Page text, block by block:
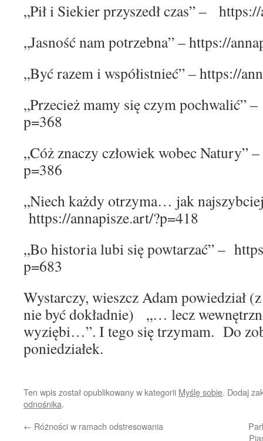
„Pił i Siekier przyszedł czas” –
„Jasność nam potrzebna” – https://
„Być razem i współistnieć” – https://
„Przecież mamy się czym pochwalić”
p=368
„Cóż znaczy człowiek wobec Natury”
p=386
„Niech każdy otrzyma… jak
https://annapisze.art/?p=418
„Bo historia lubi się powtarzać” –
p=683
Wystarczy, wieszcz Adam powiedział
nie być dokładnie) „… lecz
wyziębi…”. I tego się trzymam. Do
poniedziałek.
Ten wpis został opublikowany w kategorii Myślę sobie. Dodaj
odnośnika.
← Różności w ramach odstresowania